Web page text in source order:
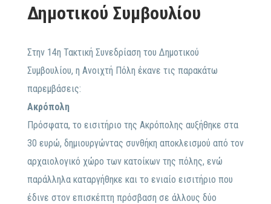
Δημοτικού Συμβουλίου
Στην 14η Τακτική Συνεδρίαση του Δημοτικού
Συμβουλίου, η Ανοιχτή Πόλη έκανε τις παρακάτω
παρεμβάσεις:
Ακρόπολη
Πρόσφατα, το εισιτήριο της Ακρόπολης αυξήθηκε στα
30 ευρώ, δημιουργώντας συνθήκη αποκλεισμού από τον
αρχαιολογικό χώρο των κατοίκων της πόλης, ενώ
παράλληλα καταργήθηκε και το ενιαίο εισιτήριο που
έδινε στον επισκέπτη πρόσβαση σε άλλους δύο